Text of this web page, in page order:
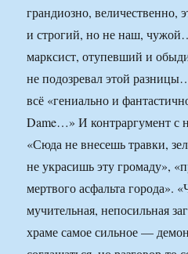
грандиозно,
и строгий, но не наш,
марксист, отупевший и
не подозревал этой
всё «гениально и
Dame…» И контраргумент с
«Сюда не внесешь травки,
не украсишь эту громаду»,
мертвого асфальта города».
мучительная, непосильная
храме самое сильное —